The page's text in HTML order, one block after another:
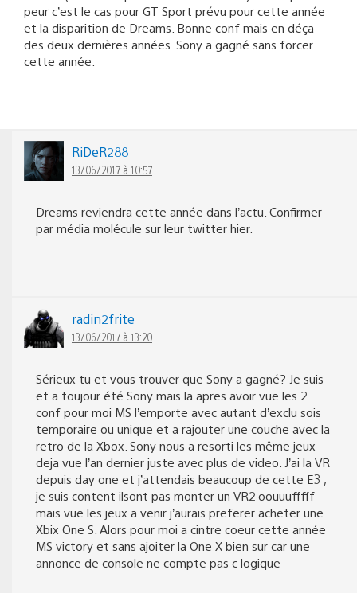
peur c’est le cas pour GT Sport prévu pour cette année
et la disparition de Dreams. Bonne conf mais en déça
des deux dernières années. Sony a gagné sans forcer
cette année.
RiDeR288
13/06/2017 à 10:57
Dreams reviendra cette année dans l’actu. Confirmer
par média molécule sur leur twitter hier.
radin2frite
13/06/2017 à 13:20
Sérieux tu et vous trouver que Sony a gagné? Je suis
et a toujour été Sony mais la apres avoir vue les 2
conf pour moi MS l’emporte avec autant d’exclu sois
temporaire ou unique et a rajouter une couche avec la
retro de la Xbox. Sony nous a resorti les même jeux
deja vue l’an dernier juste avec plus de video. J’ai la VR
depuis day one et j’attendais beaucoup de cette E3 ,
je suis content ilsont pas monter un VR2 oouuufffff
mais vue les jeux a venir j’aurais preferer acheter une
Xbix One S. Alors pour moi a cintre coeur cette année
MS victory et sans ajoiter la One X bien sur car une
annonce de console ne compte pas c logique